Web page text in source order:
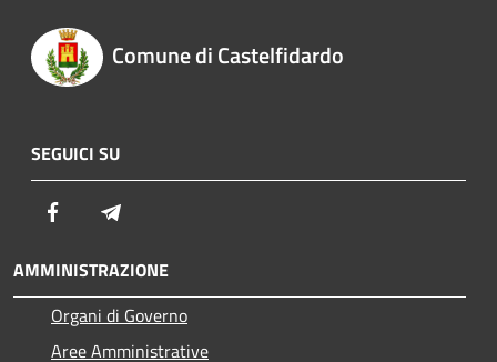
Comune di Castelfidardo
SEGUICI SU
Facebook
AMMINISTRAZIONE
Organi di Governo
Aree Amministrative